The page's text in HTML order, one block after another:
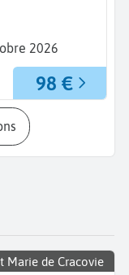
2026
98 €
Marie de Cracovie